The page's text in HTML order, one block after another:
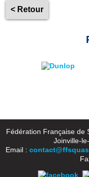
< Retour
Fédération Française de
Joinville-
Email :